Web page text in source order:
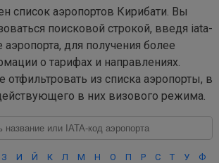
список аэропортов Кирибати. Вы
поисковой строкой, введя iata-
аэропорта, для получения более
о тарифах и направлениях.
из списка аэропорты, в
в них визового режима.
З И Й К Л М Н О П Р С Т У
Ф